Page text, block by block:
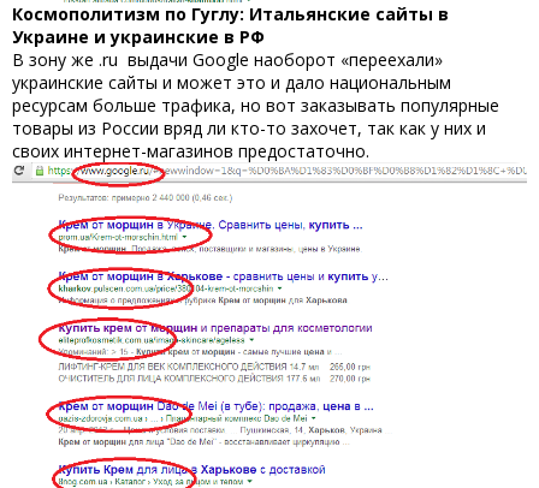
Космополитизм по Гуглу: Итальянские сайты в
Украине и украинские в РФ
В зону же .ru выдачи Google наоборот «переехали»
украинские сайты и может это и дало национальным
ресурсам больше трафика, но вот заказывать популярные
товары из России вряд ли кто-то захочет, так как у них и
своих интернет-магазинов предостаточно.